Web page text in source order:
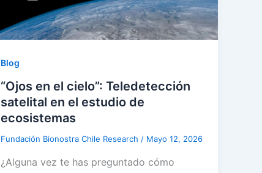
Blog
“Ojos en el cielo”: Teledetección
satelital en el estudio de
ecosistemas
Fundación Bionostra Chile Research / Mayo 12, 2026
¿Alguna vez te has preguntado cómo